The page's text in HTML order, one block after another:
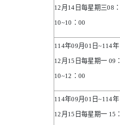
12 月 14 日每星期三08 ：
10~10 ： 00
114年09月01 日~114年
12 月 15 日每星期一 09 ：
10~12 ： 00
114年09月01 日~114年
12 月 15 日每星期一 15 ：